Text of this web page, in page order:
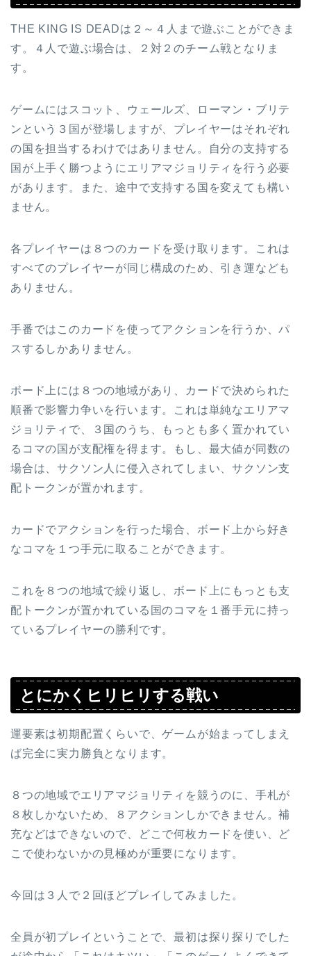
THE KING IS DEADは２～４人まで遊ぶことができま
す。４人で遊ぶ場合は、２対２のチーム戦となりま
す。
ゲームにはスコット、ウェールズ、ローマン・ブリテ
ンという３国が登場しますが、プレイヤーはそれぞれ
の国を担当するわけではありません。自分の支持する
国が上手く勝つようにエリアマジョリティを行う必要
があります。また、途中で支持する国を変えても構い
ません。
各プレイヤーは８つのカードを受け取ります。これは
すべてのプレイヤーが同じ構成のため、引き運なども
ありません。
手番ではこのカードを使ってアクションを行うか、パ
スするしかありません。
ボード上には８つの地域があり、カードで決められた
順番で影響力争いを行います。これは単純なエリアマ
ジョリティで、３国のうち、もっとも多く置かれてい
るコマの国が支配権を得ます。もし、最大値が同数の
場合は、サクソン人に侵入されてしまい、サクソン支
配トークンが置かれます。
カードでアクションを行った場合、ボード上から好き
なコマを１つ手元に取ることができます。
これを８つの地域で繰り返し、ボード上にもっとも支
配トークンが置かれている国のコマを１番手元に持っ
ているプレイヤーの勝利です。
とにかくヒリヒリする戦い
運要素は初期配置くらいで、ゲームが始まってしまえ
ば完全に実力勝負となります。
８つの地域でエリアマジョリティを競うのに、手札が
８枚しかないため、８アクションしかできません。補
充などはできないので、どこで何枚カードを使い、ど
こで使わないかの見極めが重要になります。
今回は３人で２回ほどプレイしてみました。
全員が初プレイということで、最初は探り探りでした